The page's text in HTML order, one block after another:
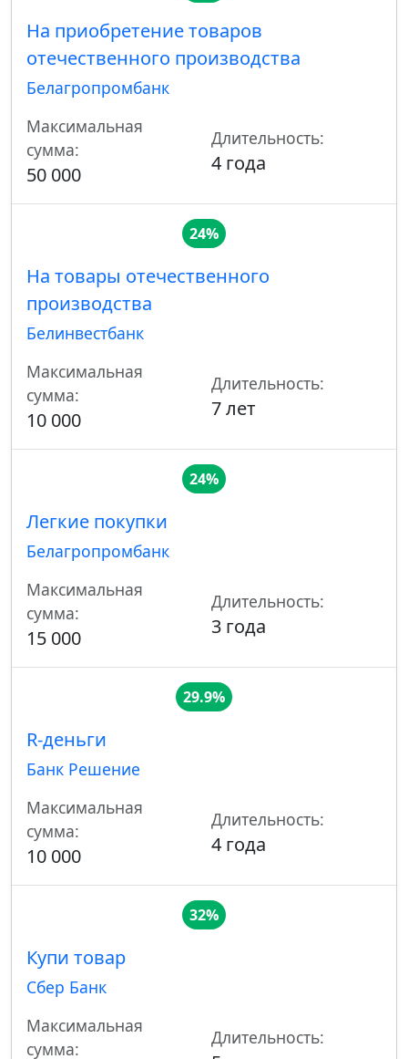
На приобретение товаров
отечественного производства
Белагропромбанк
Максимальная
сумма:
50 000
Длительность:
4 года
24%
На товары отечественного
производства
Белинвестбанк
Максимальная
сумма:
10 000
Длительность:
7 лет
24%
Легкие покупки
Белагропромбанк
Максимальная
сумма:
15 000
Длительность:
3 года
29.9%
R-деньги
Банк Решение
Максимальная
сумма:
10 000
Длительность:
4 года
32%
Купи товар
Сбер Банк
Максимальная
сумма:
Длительность: